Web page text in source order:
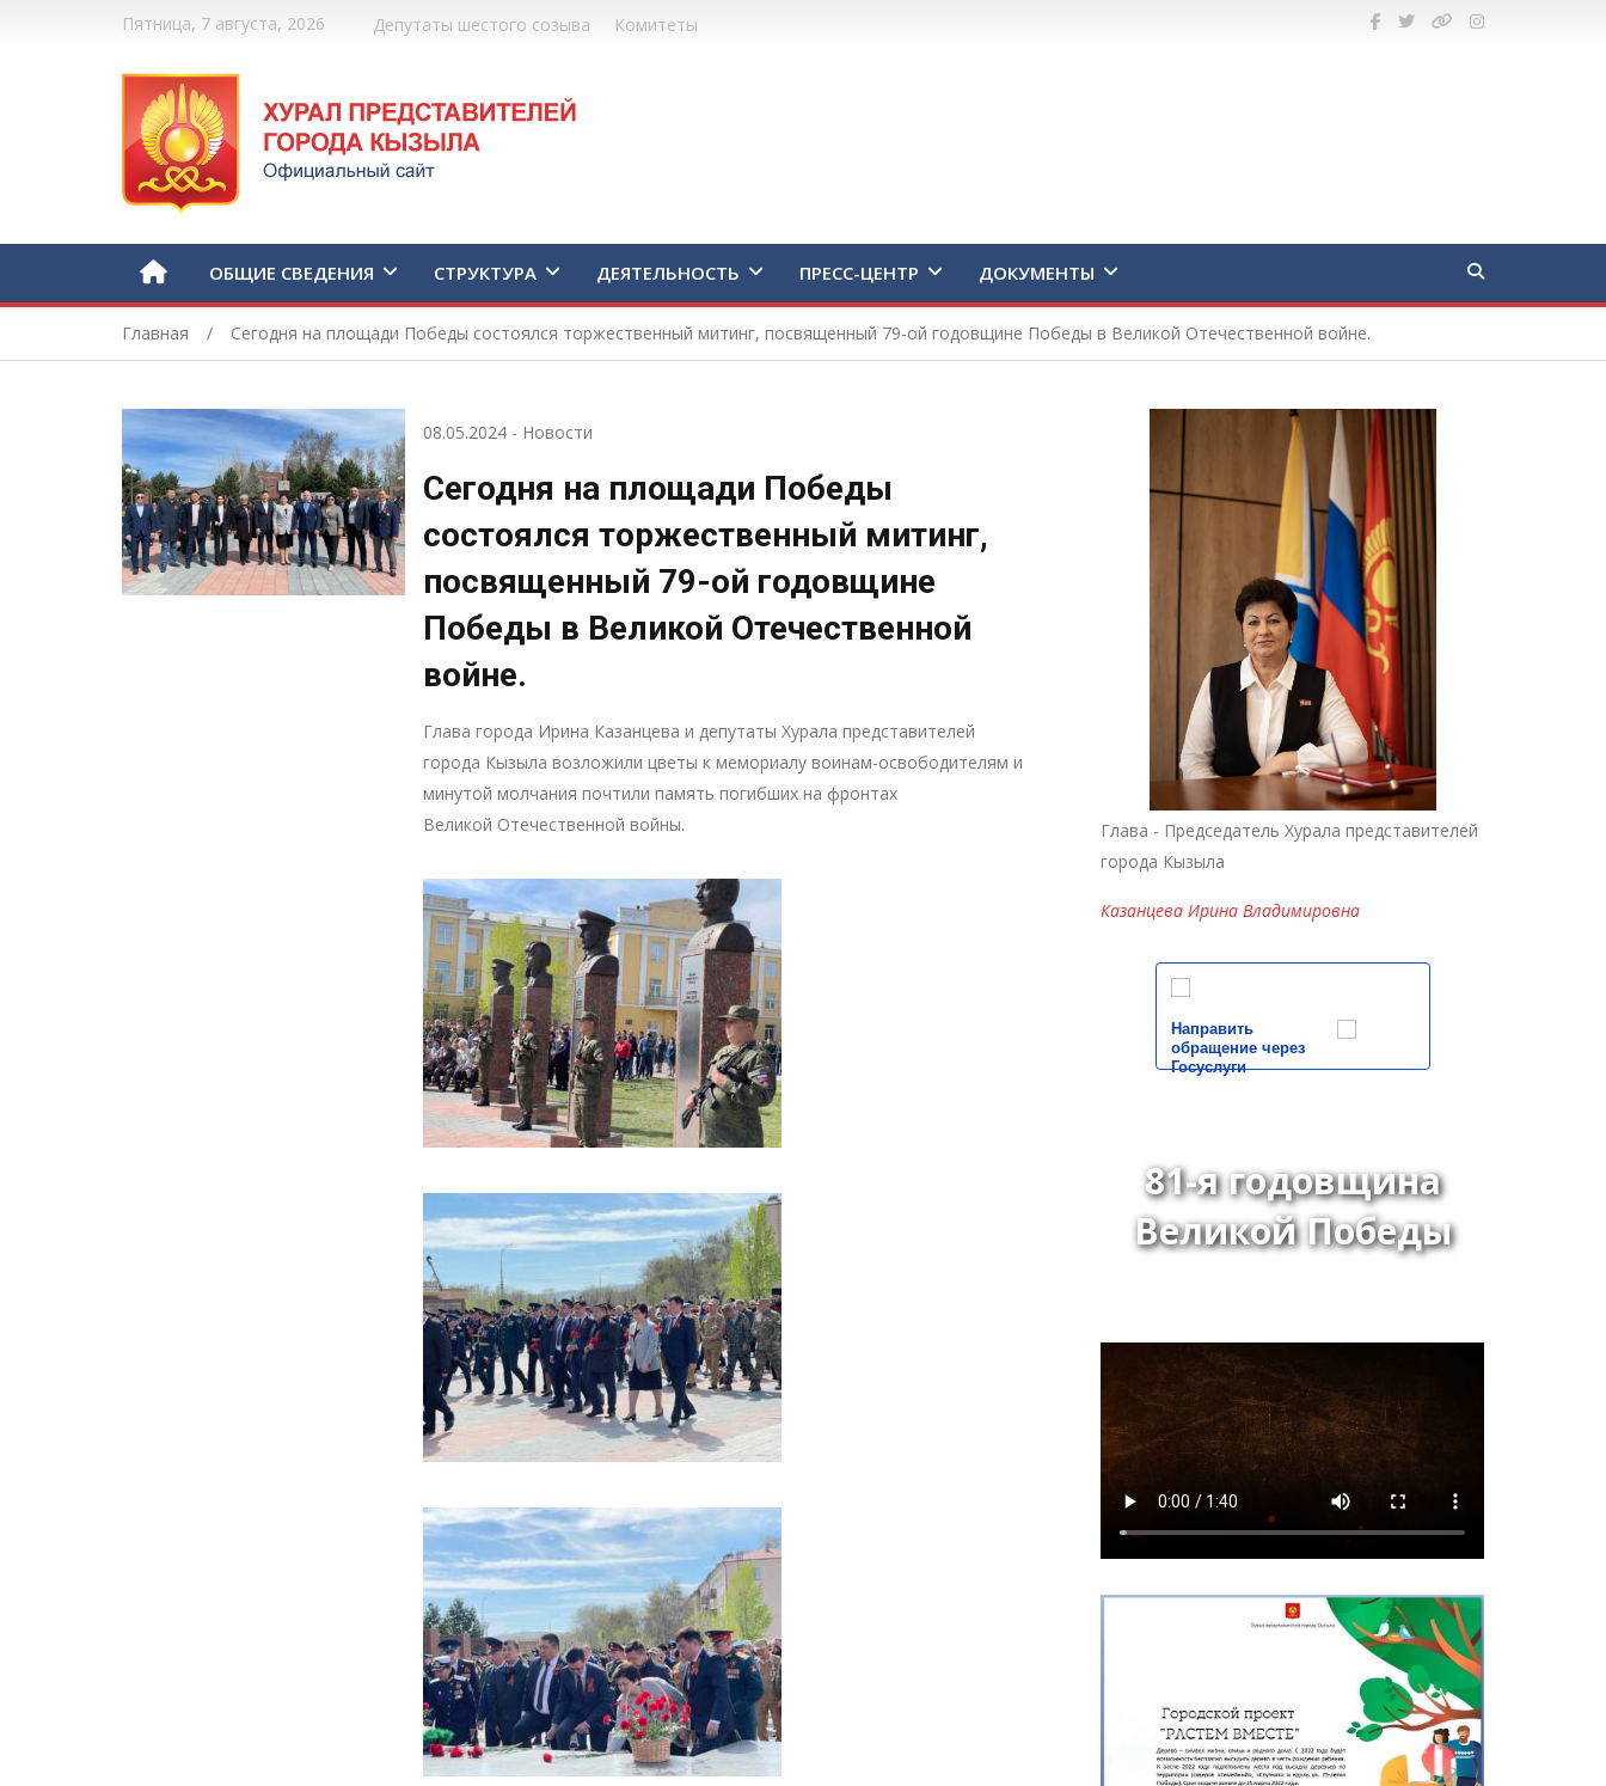
Пятница, 7 августа, 2026 Депутаты шестого созыва Комитеты
ОБЩИЕ СВЕДЕНИЯ СТРУКТУРА ДЕЯТЕЛЬНОСТЬ ПРЕСС-ЦЕНТР ДОКУМЕНТЫ
Главная Сегодня на площади Победы состоялся торжественный митинг, посвященный 79-ой годовщине Победы в Великой Отечественной войне.
08.05.2024 - Новости
Сегодня на площади Победы
состоялся торжественный митинг,
посвященный 79-ой годовщине
Победы в Великой Отечественной
войне.
Глава города Ирина Казанцева и депутаты Хурала представителей
города Кызыла возложили цветы к мемориалу воинам-освободителям и
минутой молчания почтили память погибших на фронтах
Великой Отечественной войны.
Глава - Председатель Хурала представителей
города Кызыла
Казанцева Ирина Владимировна
Направить
обращение через
Госуслуги
81-я годовщина
Великой Победы